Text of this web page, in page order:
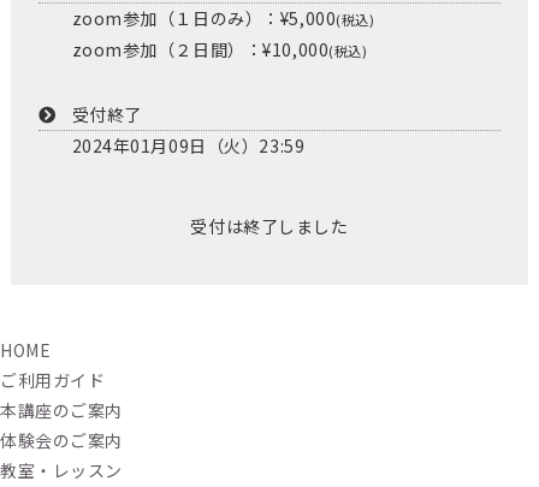
zoom参加（１日のみ）：¥5,000(税込)
zoom参加（２日間）：¥10,000(税込)
受付終了
2024年01月09日（火）23:59
受付は終了しました
HOME
ご利用ガイド
本講座のご案内
体験会のご案内
教室・レッスン